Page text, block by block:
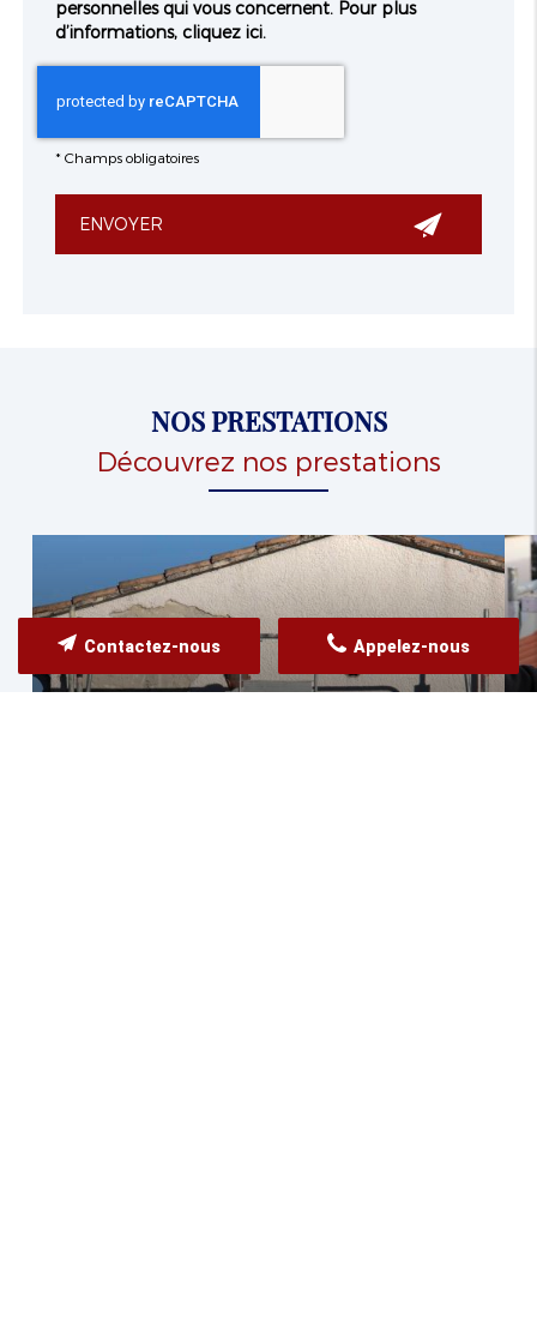
personnelles qui vous concernent. Pour plus
d’informations, cliquezici.
*Champs obligatoires
NOS PRESTATIONS
Découvrez nos prestations
Appelez-nous
Contactez-nous